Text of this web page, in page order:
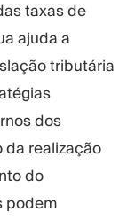
taxas de
ajuda a
tributária
dos
da realização
do
podem